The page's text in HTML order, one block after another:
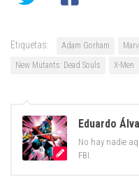
Etiquetas: Adam Gorham
New Mutants: Dead Souls
X-Men
Eduardo
No hay nadie
FBI.